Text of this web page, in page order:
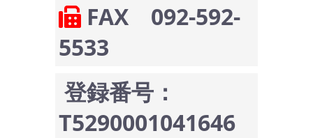
FAX 092-592-
5533
登録番号：
T5290001041646